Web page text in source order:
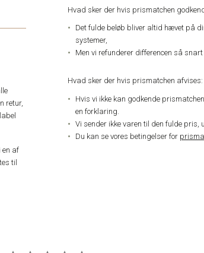
retur,
en af
til
Hvad sker der hvis prismatchen
Det fulde beløb bliver altid hævet på
systemer,
Men vi refunderer differencen så
Hvad sker der hvis prismatchen afvises:
Hvis vi ikke kan godkende
en forklaring.
Vi sender ikke varen til den fulde pris,
Du kan se vores betingelser for